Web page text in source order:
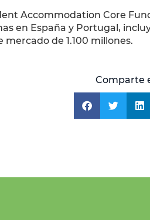
Accommodation Core
en España y Portugal,
de 1.100 millones.
Comparte